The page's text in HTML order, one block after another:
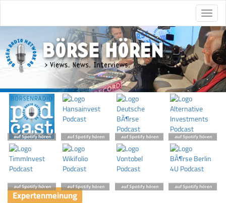
Expertenmeinung